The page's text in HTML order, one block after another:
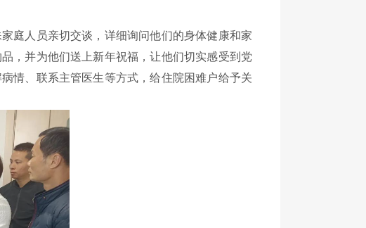
人员亲切交谈，详细询问他们的身体健康和家
，并为他们送上新年祝福，让他们切实感受到党
情、联系主管医生等方式，给住院困难户给予关